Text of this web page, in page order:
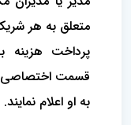
متعلق به هر
پرداخت‌ هزینه
قسمت اختصاصی
به او اعلام نمایند.